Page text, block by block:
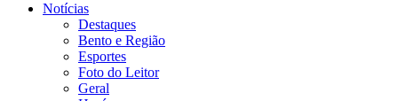
Notícias
Destaques
Bento e Região
Esportes
Foto do Leitor
Geral